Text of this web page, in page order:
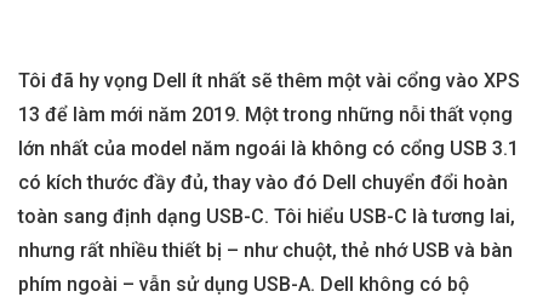
Tôi đã hy vọng Dell ít nhất sẽ thêm một vài cổng vào XPS
13 để làm mới năm 2019. Một trong những nỗi thất vọng
lớn nhất của model năm ngoái là không có cổng USB 3.1
có kích thước đầy đủ, thay vào đó Dell chuyển đổi hoàn
toàn sang định dạng USB-C. Tôi hiểu USB-C là tương lai,
nhưng rất nhiều thiết bị – như chuột, thẻ nhớ USB và bàn
phím ngoài – vẫn sử dụng USB-A. Dell không có bộ